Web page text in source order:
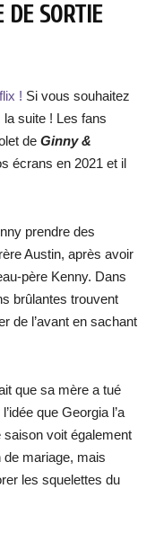
DE SORTIE
! Si vous souhaitez
la suite ! Les fans
de Ginny &
écrans en 2021 et il
prendre des
Austin, après avoir
père Kenny. Dans
brûlantes trouvent
de l’avant en sachant
que sa mère a tué
que Georgia l’a
saison voit également
de mariage, mais
les squelettes du